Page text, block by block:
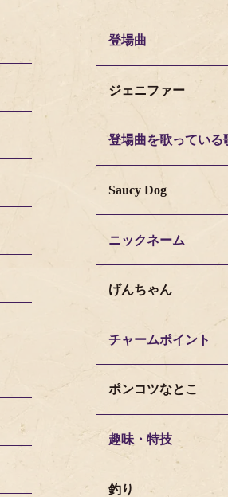
登場曲
ジェニファー
登場曲を歌っている
Saucy Dog
ニックネーム
げんちゃん
チャームポイント
ポンコツなとこ
趣味・特技
釣り